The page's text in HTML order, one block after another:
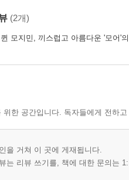
(2개)
모지민, 끼스럽고 아름다운 '모어'
위한 공간입니다. 독자들에게 전하
을 거쳐 이 곳에 게재됩니다.
는 리뷰 쓰기를, 책에 대한 문의는